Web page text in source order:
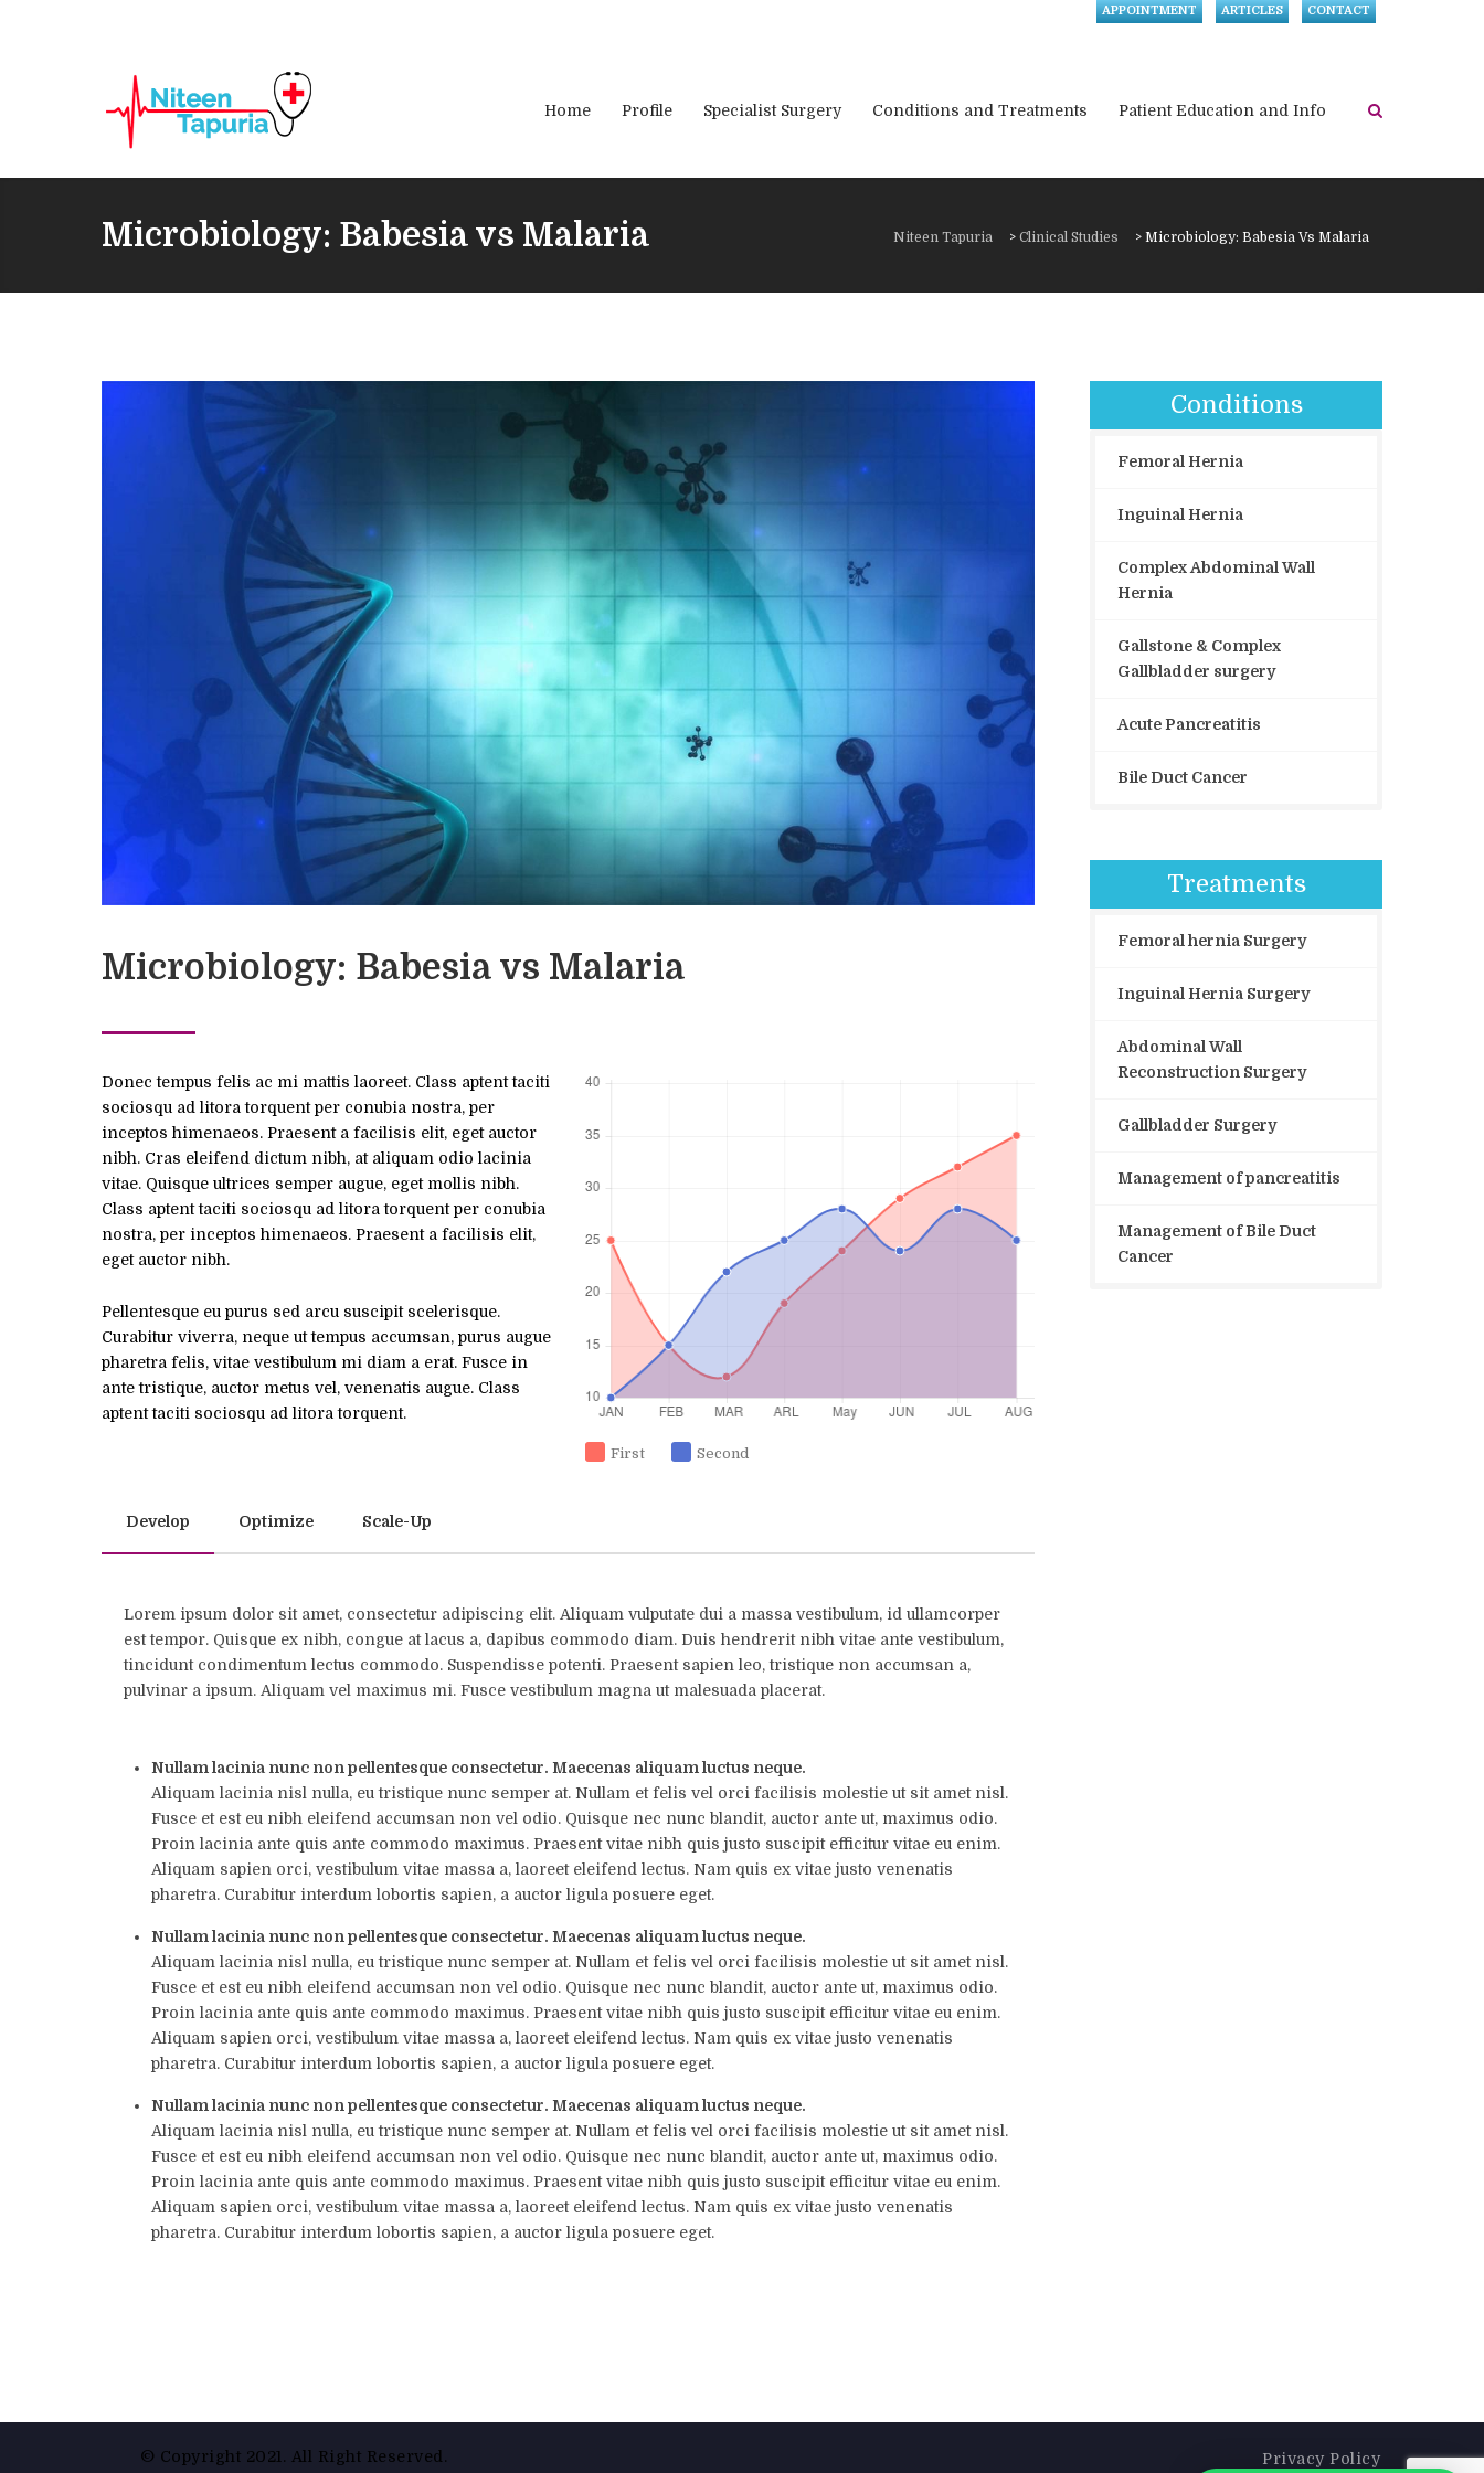
APPOINTMENT ARTICLES CONTACT
Home Profile Specialist Surgery Conditions and Treatments Patient Education and Info
Microbiology: Babesia vs Malaria Niteen Tapuria > Clinical Studies > Microbiology: Babesia Vs Malaria
Microbiology: Babesia vs Malaria
Donec tempus felis ac mi mattis laoreet. Class aptent taciti
sociosqu ad litora torquent per conubia nostra, per
inceptos himenaeos. Praesent a facilisis elit, eget auctor
nibh. Cras eleifend dictum nibh, at aliquam odio lacinia
vitae. Quisque ultrices semper augue, eget mollis nibh.
Class aptent taciti sociosqu ad litora torquent per conubia
nostra, per inceptos himenaeos. Praesent a facilisis elit,
eget auctor nibh.
Pellentesque eu purus sed arcu suscipit scelerisque.
Curabitur viverra, neque ut tempus accumsan, purus augue
pharetra felis, vitae vestibulum mi diam a erat. Fusce in
ante tristique, auctor metus vel, venenatis augue. Class
aptent taciti sociosqu ad litora torquent.
First Second
Develop Optimize Scale-Up
Lorem ipsum dolor sit amet, consectetur adipiscing elit. Aliquam vulputate dui a massa vestibulum, id ullamcorper
est tempor. Quisque ex nibh, congue at lacus a, dapibus commodo diam. Duis hendrerit nibh vitae ante vestibulum,
tincidunt condimentum lectus commodo. Suspendisse potenti. Praesent sapien leo, tristique non accumsan a,
pulvinar a ipsum. Aliquam vel maximus mi. Fusce vestibulum magna ut malesuada placerat.
Nullam lacinia nunc non pellentesque consectetur. Maecenas aliquam luctus neque.
Aliquam lacinia nisl nulla, eu tristique nunc semper at. Nullam et felis vel orci facilisis molestie ut sit amet nisl.
Fusce et est eu nibh eleifend accumsan non vel odio. Quisque nec nunc blandit, auctor ante ut, maximus odio.
Proin lacinia ante quis ante commodo maximus. Praesent vitae nibh quis justo suscipit efficitur vitae eu enim.
Aliquam sapien orci, vestibulum vitae massa a, laoreet eleifend lectus. Nam quis ex vitae justo venenatis
pharetra. Curabitur interdum lobortis sapien, a auctor ligula posuere eget.
Nullam lacinia nunc non pellentesque consectetur. Maecenas aliquam luctus neque.
Aliquam lacinia nisl nulla, eu tristique nunc semper at. Nullam et felis vel orci facilisis molestie ut sit amet nisl.
Fusce et est eu nibh eleifend accumsan non vel odio. Quisque nec nunc blandit, auctor ante ut, maximus odio.
Proin lacinia ante quis ante commodo maximus. Praesent vitae nibh quis justo suscipit efficitur vitae eu enim.
Aliquam sapien orci, vestibulum vitae massa a, laoreet eleifend lectus. Nam quis ex vitae justo venenatis
pharetra. Curabitur interdum lobortis sapien, a auctor ligula posuere eget.
Nullam lacinia nunc non pellentesque consectetur. Maecenas aliquam luctus neque.
Aliquam lacinia nisl nulla, eu tristique nunc semper at. Nullam et felis vel orci facilisis molestie ut sit amet nisl.
Fusce et est eu nibh eleifend accumsan non vel odio. Quisque nec nunc blandit, auctor ante ut, maximus odio.
Proin lacinia ante quis ante commodo maximus. Praesent vitae nibh quis justo suscipit efficitur vitae eu enim.
Aliquam sapien orci, vestibulum vitae massa a, laoreet eleifend lectus. Nam quis ex vitae justo venenatis
pharetra. Curabitur interdum lobortis sapien, a auctor ligula posuere eget.
Conditions
Femoral Hernia
Inguinal Hernia
Complex Abdominal Wall
Hernia
Gallstone & Complex
Gallbladder surgery
Acute Pancreatitis
Bile Duct Cancer
Treatments
Femoral hernia Surgery
Inguinal Hernia Surgery
Abdominal Wall
Reconstruction Surgery
Gallbladder Surgery
Management of pancreatitis
Management of Bile Duct
Cancer
© Copyright 2021. All Right Reserved.
Privacy Policy